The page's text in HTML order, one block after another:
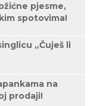
pjesme,
spotovima!
„Čuješ li
na
prodaji!